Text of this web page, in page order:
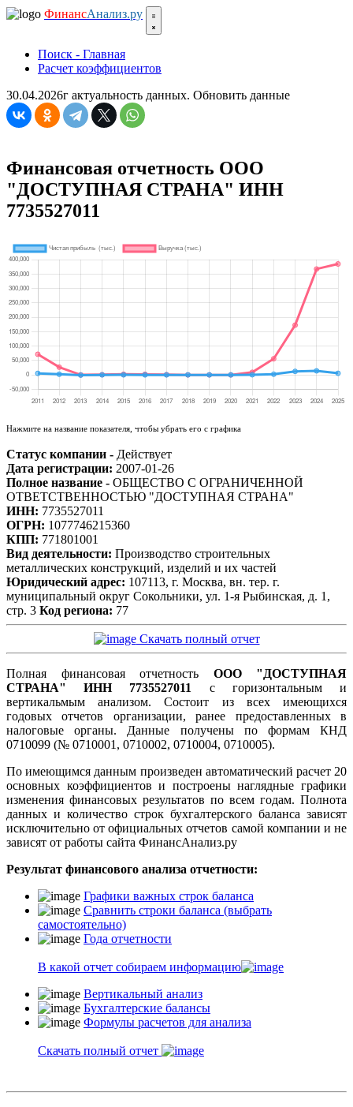
ФинансАнализ.ру
Поиск - Главная
Расчет коэффициентов
30.04.2026г актуальность данных. Обновить данные
Финансовая отчетность ООО
"ДОСТУПНАЯ СТРАНА" ИНН
7735527011
Нажмите на название показателя, чтобы убрать его с графика
Статус компании - Действует
Дата регистрации: 2007-01-26
Полное название - ОБЩЕСТВО С ОГРАНИЧЕННОЙ
ОТВЕТСТВЕННОСТЬЮ "ДОСТУПНАЯ СТРАНА"
ИНН: 7735527011
ОГРН: 1077746215360
КПП: 771801001
Вид деятельности: Производство строительных
металлических конструкций, изделий и их частей
Юридический адрес: 107113, г. Москва, вн. тер. г.
муниципальный округ Сокольники, ул. 1-я Рыбинская, д. 1,
стр. 3 Код региона: 77
Скачать полный отчет
Полная финансовая отчетность ООО "ДОСТУПНАЯ
СТРАНА" ИНН 7735527011
с горизонтальным и
вертикальмым анализом. Состоит из всех имеющихся
годовых отчетов организации, ранее предоставленных в
налоговые органы. Данные получены по формам КНД
0710099 (№ 0710001, 0710002, 0710004, 0710005).
По имеющимся данным произведен автоматический расчет 20
основных коэффициентов и построены наглядные графики
изменения финансовых результатов по всем годам. Полнота
данных и количество строк бухгалтерского баланса зависят
исключительно от официальных отчетов самой компании и не
зависят от работы сайта ФинансАнализ.ру
Результат финансового анализа отчетности:
Графики важных строк баланса
Сравнить строки баланса (выбрать
самостоятельно)
Года отчетности
В какой отчет собираем информацию
Вертикальный анализ
Бухгалтерские балансы
Формулы расчетов для анализа
Скачать полный отчет